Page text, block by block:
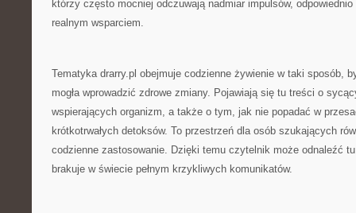
którzy często mocniej odczuwają nadmiar impulsów,
realnym wsparciem.
Tematyka drarry.pl obejmuje codzienne żywienie w taki sposób,
mogła wprowadzić zdrowe zmiany. Pojawiają się tu treści o
wspierających organizm, a także o tym, jak nie popadać w
krótkotrwałych detoksów. To przestrzeń dla osób szukających
codzienne zastosowanie. Dzięki temu czytelnik może odnaleźć
brakuje w świecie pełnym krzykliwych komunikatów.